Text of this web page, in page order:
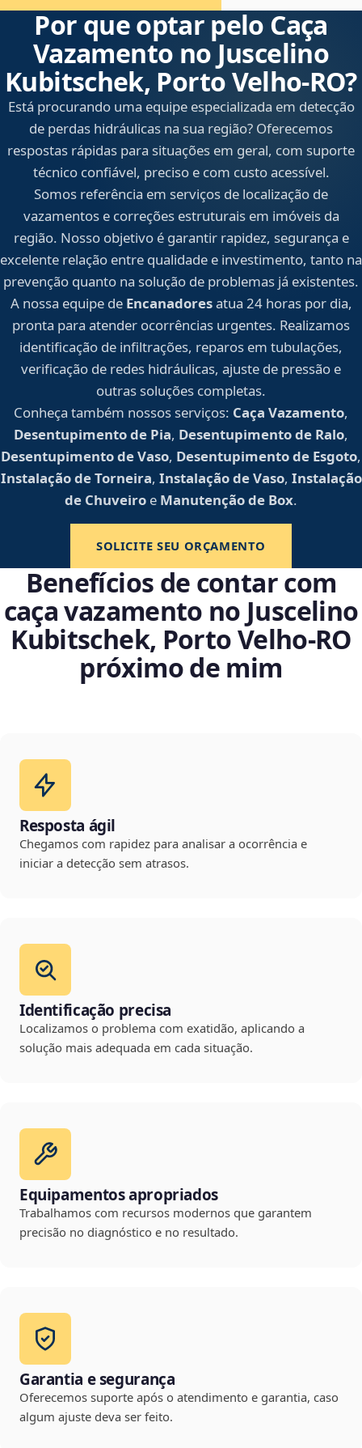
Por que optar pelo Caça
Vazamento no Juscelino
Kubitschek, Porto Velho‑RO?
Está procurando uma equipe especializada em detecção
de perdas hidráulicas na sua região? Oferecemos
respostas rápidas para situações em geral, com suporte
técnico confiável, preciso e com custo acessível.
Somos referência em serviços de localização de
vazamentos e correções estruturais em imóveis da
região. Nosso objetivo é garantir rapidez, segurança e
excelente relação entre qualidade e investimento, tanto na
prevenção quanto na solução de problemas já existentes.
A nossa equipe de Encanadoresatua 24 horas por dia,
pronta para atender ocorrências urgentes. Realizamos
identificação de infiltrações, reparos em tubulações,
verificação de redes hidráulicas, ajuste de pressão e
outras soluções completas.
Conheça também nossos serviços: Caça Vazamento,
Desentupimento de Pia, Desentupimento de Ralo,
Desentupimento de Vaso, Desentupimento de Esgoto,
Instalação de Torneira, Instalação de Vaso, Instalação
de Chuveiro e Manutenção de Box.
SOLICITE SEU ORÇAMENTO
Benefícios de contar com
caça vazamento no Juscelino
Kubitschek, Porto Velho‑RO
próximo de mim
Resposta ágil
Chegamos com rapidez para analisar a ocorrência e
iniciar a detecção sem atrasos.
Identificação precisa
Localizamos o problema com exatidão, aplicando a
solução mais adequada em cada situação.
Equipamentos apropriados
Trabalhamos com recursos modernos que garantem
precisão no diagnóstico e no resultado.
Garantia e segurança
Oferecemos suporte após o atendimento e garantia, caso
algum ajuste deva ser feito.